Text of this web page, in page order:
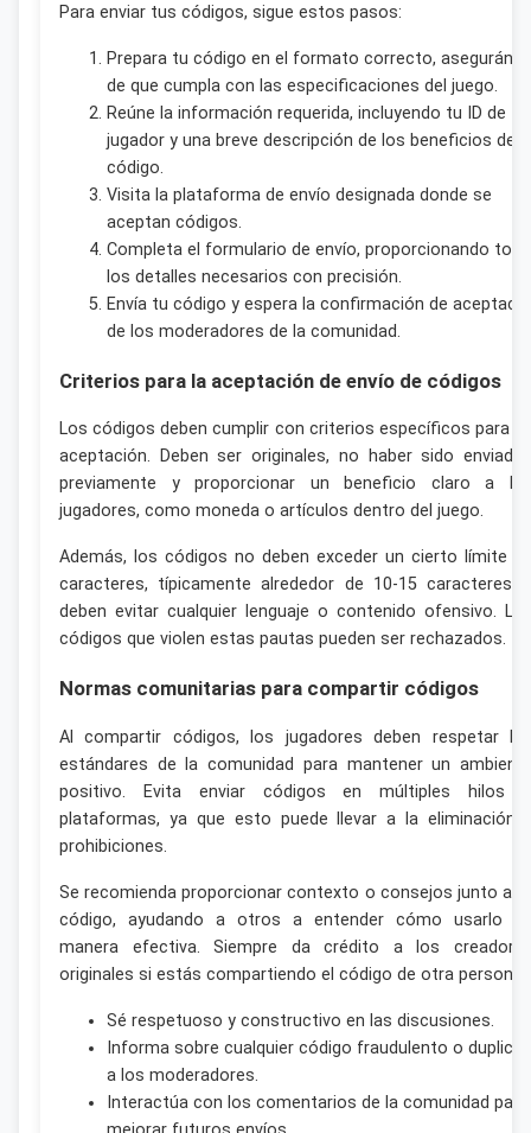
Para enviar tus códigos, sigue estos pasos:
Prepara tu código en el formato correcto,
de que cumpla con las especificaciones del juego.
Reúne la información requerida, incluyendo tu ID de
jugador y una breve descripción de los beneficios del
código.
Visita la plataforma de envío designada donde se
aceptan códigos.
Completa el formulario de envío, proporcionando
los detalles necesarios con precisión.
Envía tu código y espera la confirmación de
de los moderadores de la comunidad.
Criterios para la aceptación de envío de códigos
Los códigos deben cumplir con criterios específicos para
aceptación. Deben ser originales, no haber sido
previamente y proporcionar un beneficio claro a
jugadores, como moneda o artículos dentro del juego.
Además, los códigos no deben exceder un cierto límite
caracteres, típicamente alrededor de 10-15 caracteres,
deben evitar cualquier lenguaje o contenido ofensivo.
códigos que violen estas pautas pueden ser rechazados.
Normas comunitarias para compartir códigos
Al compartir códigos, los jugadores deben respetar
estándares de la comunidad para mantener un
positivo. Evita enviar códigos en múltiples hilos
plataformas, ya que esto puede llevar a la eliminación
prohibiciones.
Se recomienda proporcionar contexto o consejos junto a
código, ayudando a otros a entender cómo usarlo
manera efectiva. Siempre da crédito a los
originales si estás compartiendo el código de otra persona.
Sé respetuoso y constructivo en las discusiones.
Informa sobre cualquier código fraudulento o
a los moderadores.
Interactúa con los comentarios de la comunidad para